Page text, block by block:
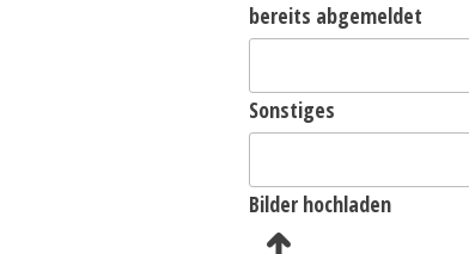
bereits abgemeldet
Sonstiges
Bilder hochladen